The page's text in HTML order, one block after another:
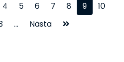
4 5 6 7 8 9
10
... Nästa